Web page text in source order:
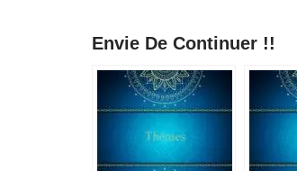
Envie De Continuer !!